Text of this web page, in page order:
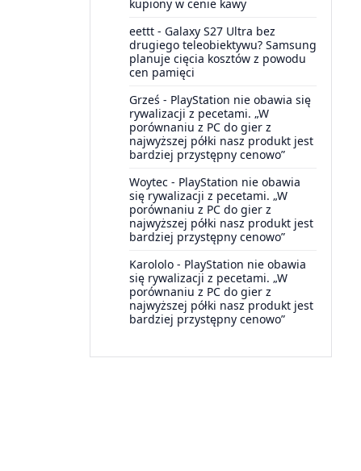
kupiony w cenie kawy
eettt - Galaxy S27 Ultra bez
drugiego teleobiektywu? Samsung
planuje cięcia kosztów z powodu
cen pamięci
Grześ - PlayStation nie obawia się
rywalizacji z pecetami. „W
porównaniu z PC do gier z
najwyższej półki nasz produkt jest
bardziej przystępny cenowo”
Woytec - PlayStation nie obawia
się rywalizacji z pecetami. „W
porównaniu z PC do gier z
najwyższej półki nasz produkt jest
bardziej przystępny cenowo”
Karololo - PlayStation nie obawia
się rywalizacji z pecetami. „W
porównaniu z PC do gier z
najwyższej półki nasz produkt jest
bardziej przystępny cenowo”